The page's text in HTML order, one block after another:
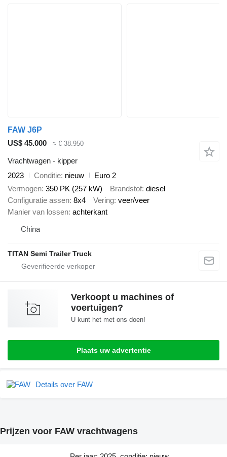
FAW J6P
US$ 45.000
≈ € 38.950
Vrachtwagen - kipper
2023
Conditie nieuw
Euro 2
Vermogen 350 PK (257 kW) Brandstof diesel
Configuratie assen 8x4 Vering veer/veer
Manier van lossen achterkant
China
TITAN Semi Trailer Truck
Verkoopt u machines of
voertuigen?
U kunt het met ons doen!
Plaats uw advertentie
Details over FAW
Prijzen voor FAW vrachtwagens